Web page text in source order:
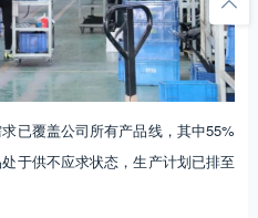
已覆盖公司所有产品线，其中55%
于供不应求状态，生产计划已排至